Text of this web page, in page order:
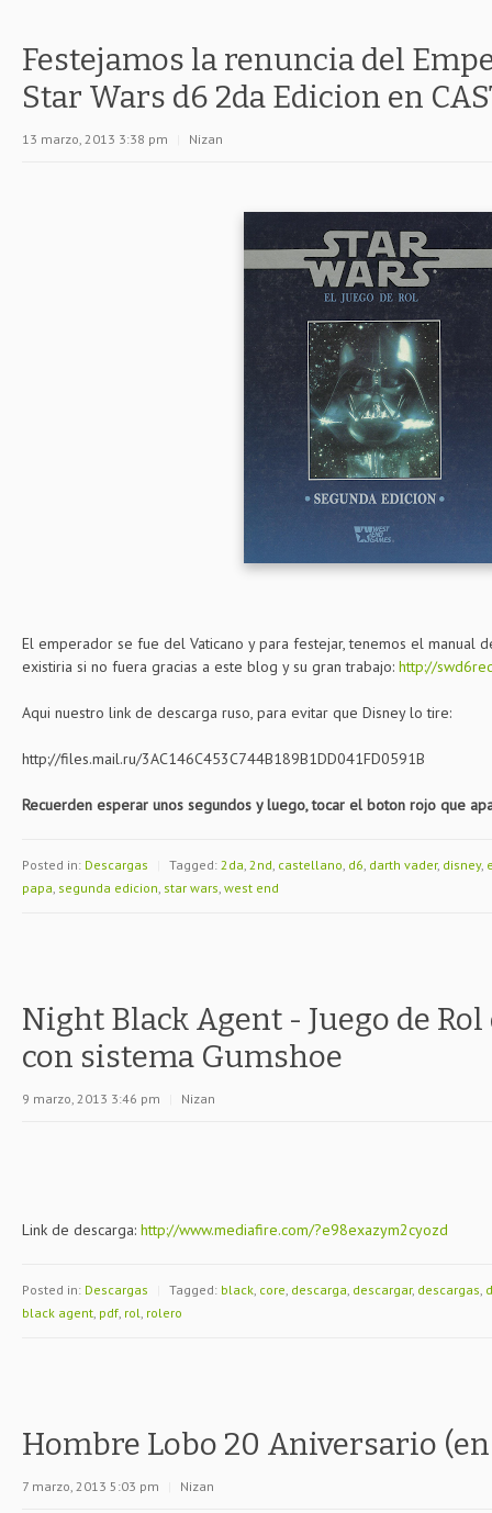
Festejamos la renuncia del
Star Wars d6 2da Edicion en
13 marzo, 2013 3:38 pm Nizan
El emperador se fue del Vaticano y para festejar, tenemos el manual
existiria si no fuera gracias a este blog y su gran trabajo: http://
Aqui nuestro link de descarga ruso, para evitar que Disney lo tire:
http://files.mail.ru/3AC146C453C744B189B1DD041FD0591B
Recuerden esperar unos segundos y luego, tocar el boton rojo que
Posted in: Descargas Tagged: 2da, 2nd, castellano, d6, darth vader, disney,
papa, segunda edicion, star wars, west end
Night Black Agent - Juego de
con sistema Gumshoe
9 marzo, 2013 3:46 pm Nizan
Link de descarga: http://www.mediafire.com/?e98exazym2cyozd
Posted in: Descargas Tagged: black, core, descarga, descargar, descargas,
black agent, pdf, rol, rolero
Hombre Lobo 20 Aniversario
7 marzo, 2013 5:03 pm Nizan